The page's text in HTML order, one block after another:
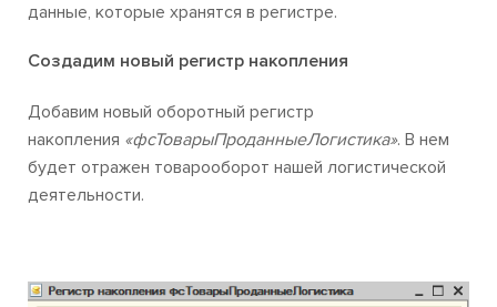
данные, которые хранятся в регистре.
Создадим новый регистр накопления
Добавим новый оборотный регистр
накопления «фсТоварыПроданныеЛогистика». В нем
будет отражен товарооборот нашей логистической
деятельности.